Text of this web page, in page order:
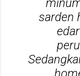
sarden